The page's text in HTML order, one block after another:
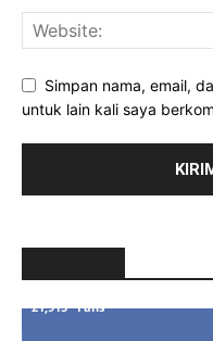
Simpan nama, email,
untuk lain kali saya
21,915 Fans